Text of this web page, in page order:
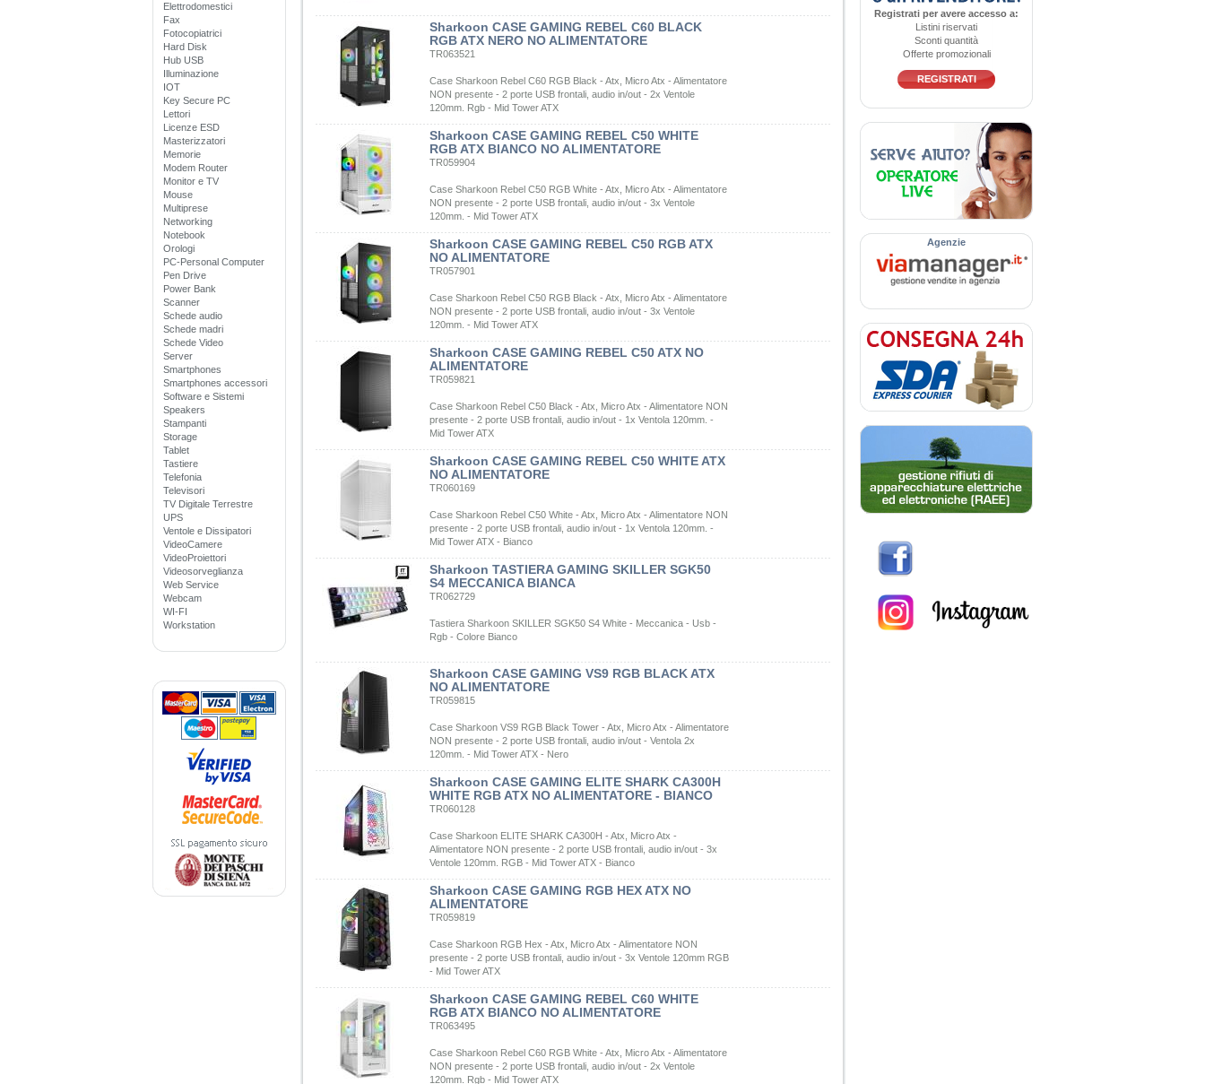
Elettrodomestici
Fax
Fotocopiatrici
Hard Disk
Hub USB
Illuminazione
IOT
Key Secure PC
Lettori
Licenze ESD
Masterizzatori
Memorie
Modem Router
Monitor e TV
Mouse
Multiprese
Networking
Notebook
Orologi
PC-Personal Computer
Pen Drive
Power Bank
Scanner
Schede audio
Schede madri
Schede Video
Server
Smartphones
Smartphones accessori
Software e Sistemi
Speakers
Stampanti
Storage
Tablet
Tastiere
Telefonia
Televisori
TV Digitale Terrestre
UPS
Ventole e Dissipatori
VideoCamere
VideoProiettori
Videosorveglianza
Web Service
Webcam
WI-FI
Workstation
Sharkoon CASE GAMING REBEL C60 BLACK
RGB ATX NERO NO ALIMENTATORE
TR063521
Case Sharkoon Rebel C60 RGB Black - Atx, Micro Atx - Alimentatore
NON presente - 2 porte USB frontali, audio in/out - 2x Ventole
120mm. Rgb - Mid Tower ATX
Sharkoon CASE GAMING REBEL C50 WHITE
RGB ATX BIANCO NO ALIMENTATORE
TR059904
Case Sharkoon Rebel C50 RGB White - Atx, Micro Atx - Alimentatore
NON presente - 2 porte USB frontali, audio in/out - 3x Ventole
120mm. - Mid Tower ATX
Sharkoon CASE GAMING REBEL C50 RGB ATX
NO ALIMENTATORE
TR057901
Case Sharkoon Rebel C50 RGB Black - Atx, Micro Atx - Alimentatore
NON presente - 2 porte USB frontali, audio in/out - 3x Ventole
120mm. - Mid Tower ATX
Sharkoon CASE GAMING REBEL C50 ATX NO
ALIMENTATORE
TR059821
Case Sharkoon Rebel C50 Black - Atx, Micro Atx - Alimentatore NON
presente - 2 porte USB frontali, audio in/out - 1x Ventola 120mm. -
Mid Tower ATX
Sharkoon CASE GAMING REBEL C50 WHITE ATX
NO ALIMENTATORE
TR060169
Case Sharkoon Rebel C50 White - Atx, Micro Atx - Alimentatore NON
presente - 2 porte USB frontali, audio in/out - 1x Ventola 120mm. -
Mid Tower ATX - Bianco
Sharkoon TASTIERA GAMING SKILLER SGK50
S4 MECCANICA BIANCA
TR062729
Tastiera Sharkoon SKILLER SGK50 S4 White - Meccanica - Usb -
Rgb - Colore Bianco
Sharkoon CASE GAMING VS9 RGB BLACK ATX
NO ALIMENTATORE
TR059815
Case Sharkoon VS9 RGB Black Tower - Atx, Micro Atx - Alimentatore
NON presente - 2 porte USB frontali, audio in/out - Ventola 2x
120mm. - Mid Tower ATX - Nero
Sharkoon CASE GAMING ELITE SHARK CA300H
WHITE RGB ATX NO ALIMENTATORE - BIANCO
TR060128
Case Sharkoon ELITE SHARK CA300H - Atx, Micro Atx -
Alimentatore NON presente - 2 porte USB frontali, audio in/out - 3x
Ventole 120mm. RGB - Mid Tower ATX - Bianco
Sharkoon CASE GAMING RGB HEX ATX NO
ALIMENTATORE
TR059819
Case Sharkoon RGB Hex - Atx, Micro Atx - Alimentatore NON
presente - 2 porte USB frontali, audio in/out - 3x Ventole 120mm RGB
- Mid Tower ATX
Sharkoon CASE GAMING REBEL C60 WHITE
RGB ATX BIANCO NO ALIMENTATORE
TR063495
Case Sharkoon Rebel C60 RGB White - Atx, Micro Atx - Alimentatore
NON presente - 2 porte USB frontali, audio in/out - 2x Ventole
120mm. Rgb - Mid Tower ATX
Registrati per avere accesso a:
Listini riservati
Sconti quantità
Offerte promozionali
REGISTRATI
Agenzie